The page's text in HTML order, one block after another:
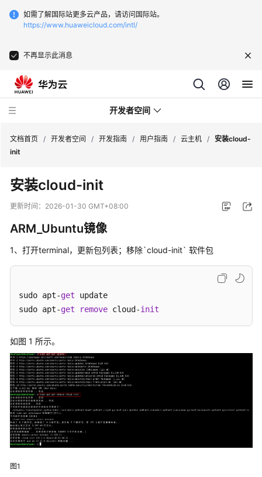
如需了解国际站更多云产品，请访问国际站。
https://www.huaweicloud.com/intl/
不再显示此消息
开发者空间
开
发
指
间
介
快
始
动
态
与
公
告
用
文档首页 / 开发者空间 / 开发指南 / 用户指南 / 云主机 / 安装cloud-
init
安装cloud-init
更新时间： 2026-01-30 GMT+08:00
ARM_Ubuntu镜像
1、打开terminal，更新包列表；移除`cloud-init` 软件包
sudo apt-get update
sudo apt-get remove cloud-init
如图 1 所示。
图1